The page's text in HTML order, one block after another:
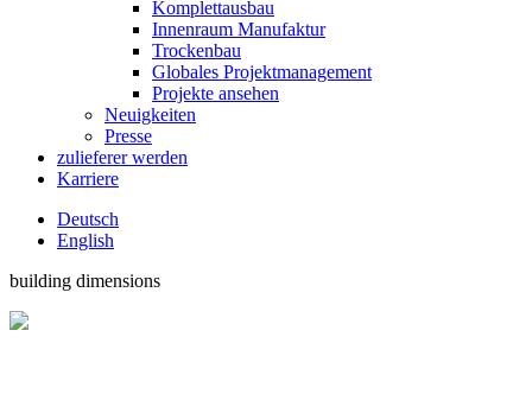
Komplettausbau
Innenraum Manufaktur
Trockenbau
Globales Projektmanagement
Projekte ansehen
Neuigkeiten
Presse
zulieferer werden
Karriere
Deutsch
English
building dimensions